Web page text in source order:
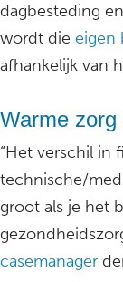
dagbesteding
wordt die eigen
afhankelijk van
Warme
“Het verschil in
technische/
groot als je het
casemanager